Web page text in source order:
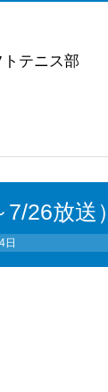
テニス部
26放送）
日